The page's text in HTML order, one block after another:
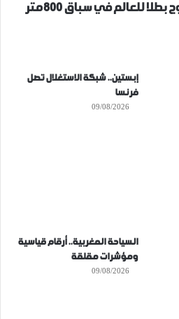
المغربي عماد بوشجدة يتوج بطلا للعالم في سباق 800 متر
إبستين.. شبكة الاستغلال تصل
فرنسا
09/08/2026
السياحة المغربية.. أرقام قياسية
ومؤشرات مقلقة
09/08/2026